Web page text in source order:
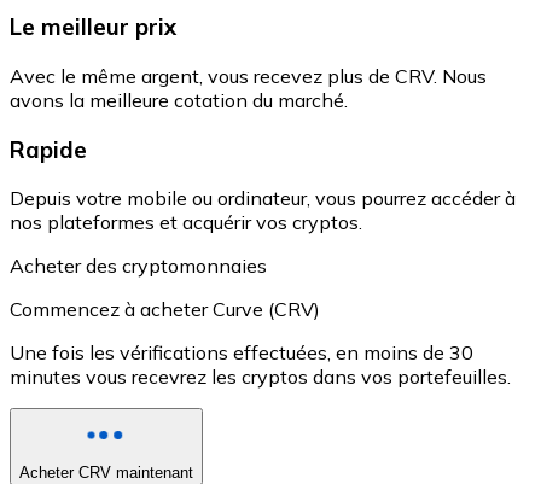
Le meilleur prix
Avec le même argent, vous recevez plus de CRV. Nous
avons la meilleure cotation du marché.
Rapide
Depuis votre mobile ou ordinateur, vous pourrez accéder à
nos plateformes et acquérir vos cryptos.
Acheter des cryptomonnaies
Commencez à acheter Curve (CRV)
Une fois les vérifications effectuées, en moins de 30
minutes vous recevrez les cryptos dans vos portefeuilles.
Acheter CRV maintenant